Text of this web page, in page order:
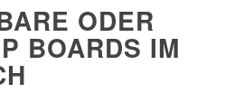
ODER
BOARDS IM